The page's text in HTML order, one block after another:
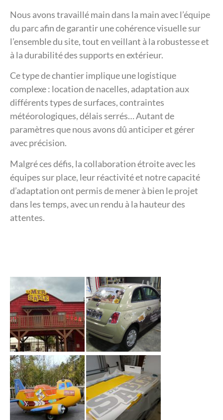
Nous avons travaillé main dans la main avec l’équipe
du parc afin de garantir une cohérence visuelle sur
l’ensemble du site, tout en veillant à la robustesse et
à la durabilité des supports en extérieur.
Ce type de chantier implique une logistique
complexe : location de nacelles, adaptation aux
différents types de surfaces, contraintes
météorologiques, délais serrés… Autant de
paramètres que nous avons dû anticiper et gérer
avec précision.
Malgré ces défis, la collaboration étroite avec les
équipes sur place, leur réactivité et notre capacité
d’adaptation ont permis de mener à bien le projet
dans les temps, avec un rendu à la hauteur des
attentes.